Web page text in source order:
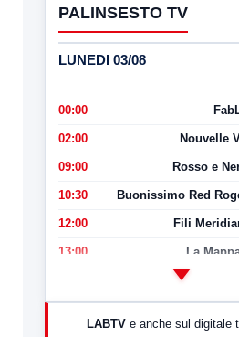
PALINSESTO TV
LUNEDI 03/08
00:00
02:00 Nouvelle
09:00 Rosso e
10:30 Buonissimo Red
12:00 Fili
13:00 La
LABTV e anche sul digitale